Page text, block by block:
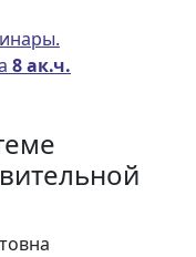
8 ак.ч.